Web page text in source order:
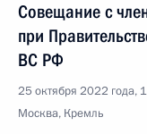
Совещание с
при
ВС РФ
25 октября 2022 года,
Москва, Кремль